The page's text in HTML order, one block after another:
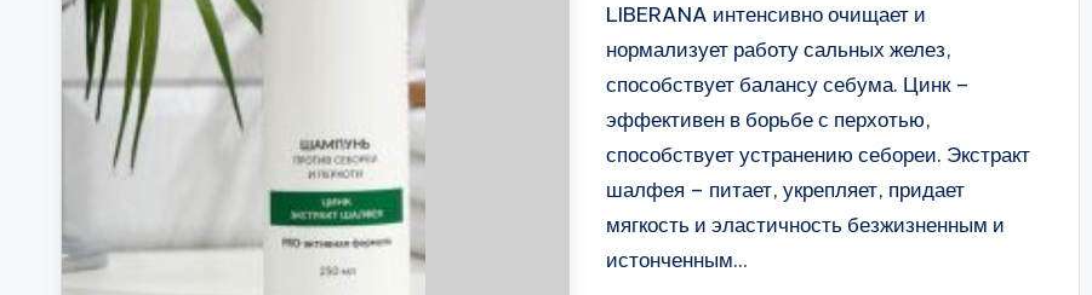
LIBERANA интенсивно очищает и
нормализует работу сальных желез,
способствует балансу себума. Цинк –
эффективен в борьбе с перхотью,
способствует устранению себореи. Экстракт
шалфея – питает, укрепляет, придает
мягкость и эластичность безжизненным и
истонченным...